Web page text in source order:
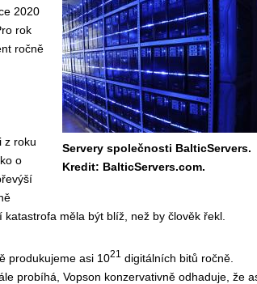
Servery společnosti BalticServers.
Kredit: BalticServers.com.
2020
rok
ročně
z roku
o
měla být blíž, než by člověk řekl.
produkujeme asi 1021 digitálních bitů ročně.
probíhá, Vopson konzervativně odhaduje, že